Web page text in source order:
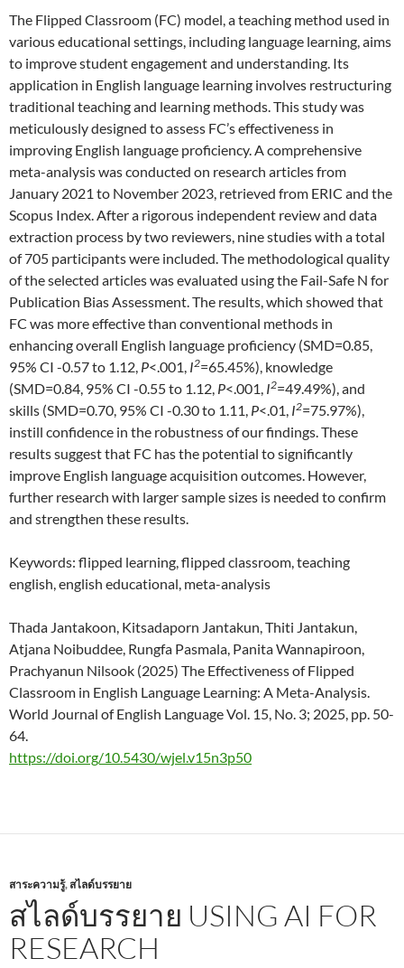
The Flipped Classroom (FC) model, a teaching method used in
various educational settings, including language learning, aims
to improve student engagement and understanding. Its
application in English language learning involves restructuring
traditional teaching and learning methods. This study was
meticulously designed to assess FC’s effectiveness in
improving English language proficiency. A comprehensive
meta-analysis was conducted on research articles from
January 2021 to November 2023, retrieved from ERIC and the
Scopus Index. After a rigorous independent review and data
extraction process by two reviewers, nine studies with a total
of 705 participants were included. The methodological quality
of the selected articles was evaluated using the Fail-Safe N for
Publication Bias Assessment. The results, which showed that
FC was more effective than conventional methods in
enhancing overall English language proficiency (SMD=0.85,
95% CI -0.57 to 1.12, P<.001, I2=65.45%), knowledge
(SMD=0.84, 95% CI -0.55 to 1.12, P<.001, I2=49.49%), and
skills (SMD=0.70, 95% CI -0.30 to 1.11, P<.01, I2=75.97%),
instill confidence in the robustness of our findings. These
results suggest that FC has the potential to significantly
improve English language acquisition outcomes. However,
further research with larger sample sizes is needed to confirm
and strengthen these results.
Keywords: flipped learning, flipped classroom, teaching
english, english educational, meta-analysis
Thada Jantakoon, Kitsadaporn Jantakun, Thiti Jantakun,
Atjana Noibuddee, Rungfa Pasmala, Panita Wannapiroon,
Prachyanun Nilsook (2025) The Effectiveness of Flipped
Classroom in English Language Learning: A Meta-Analysis.
World Journal of English Language Vol. 15, No. 3; 2025, pp. 50-
64.
https://doi.org/10.5430/wjel.v15n3p50
สาระความรู้, สไลด์บรรยาย
สไลด์บรรยาย USING AI FOR
RESEARCH